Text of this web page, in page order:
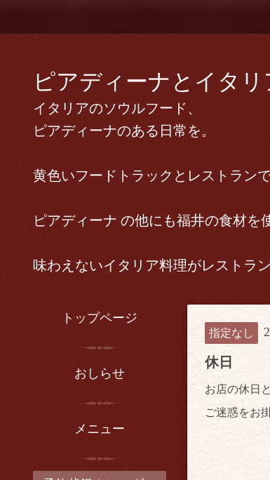
ピアディーナとイタ
イタリアのソウルフード、
ピアディーナのある日常を。
黄色いフードトラックとレストラン
ピアディーナ の他にも福井の食材を
味わえないイタリア料理がレストラ
指定なし
休日
お店の休日
ご迷惑をお
トップページ
おしらせ
メニュー